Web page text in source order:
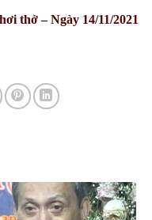
thở – Ngày 14/11/2021